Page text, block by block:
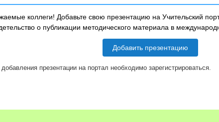
коллеги! Добавьте свою презентацию на Учительский
о публикации методического материала в
Добавить презентацию
презентации на портал необходимо зарегистрироваться.